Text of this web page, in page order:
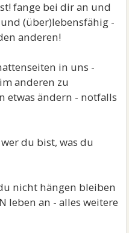
fange bei dir an und
(über)lebensfähig -
anderen!
in uns -
anderen zu
etwas ändern - notfalls
du bist, was du
nicht hängen bleiben
leben an - alles weitere